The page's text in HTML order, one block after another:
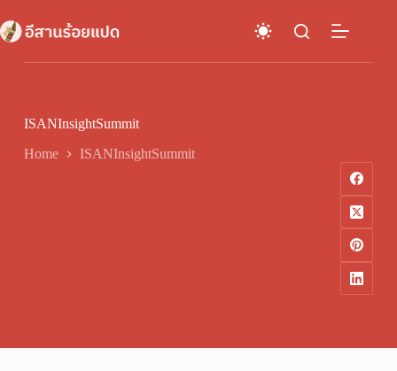
to
content
ISANInsightSummit
Home ISANInsightSummit